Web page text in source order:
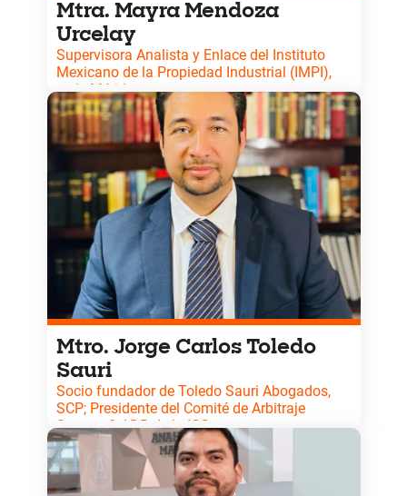
Mtra. Mayra Mendoza
Urcelay
Supervisora Analista y Enlace del Instituto
Mexicano de la Propiedad Industrial (IMPI),
sede Mérida.
Máster en Propiedad Intelectual por la Universidad
de Barcelona y tutora certificada por la OMPI.
Especialista en protección marcaria y franquicias.
Mtro. Jorge Carlos Toledo
Sauri
Socio fundador de Toledo Sauri Abogados,
SCP; Presidente del Comité de Arbitraje
Sureste & ADR de la ICC.
Doctor en Derecho con especialización en mediación
y arbitraje. Referente regional en resolución
alternativa de controversias empresariales.